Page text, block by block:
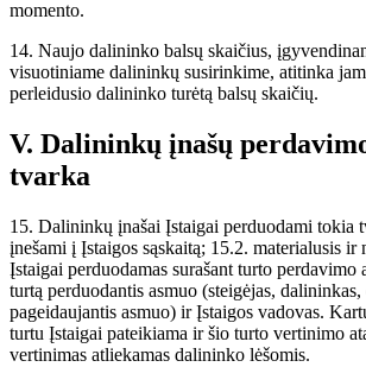
momento.
14. Naujo dalininko balsų skaičius,
visuotiniame dalininkų susirinkime, atitinka
perleidusio dalininko turėtą balsų skaičių.
V. Dalininkų įnašų
tvarka
15. Dalininkų įnašai Įstaigai perduodami tokia
įnešami į Įstaigos sąskaitą; 15.2. materialusis ir
Įstaigai perduodamas surašant turto perdavimo
turtą perduodantis asmuo (steigėjas,
pageidaujantis asmuo) ir Įstaigos vadovas.
turtu Įstaigai pateikiama ir šio turto vertinimo
vertinimas atliekamas dalininko lėšomis.